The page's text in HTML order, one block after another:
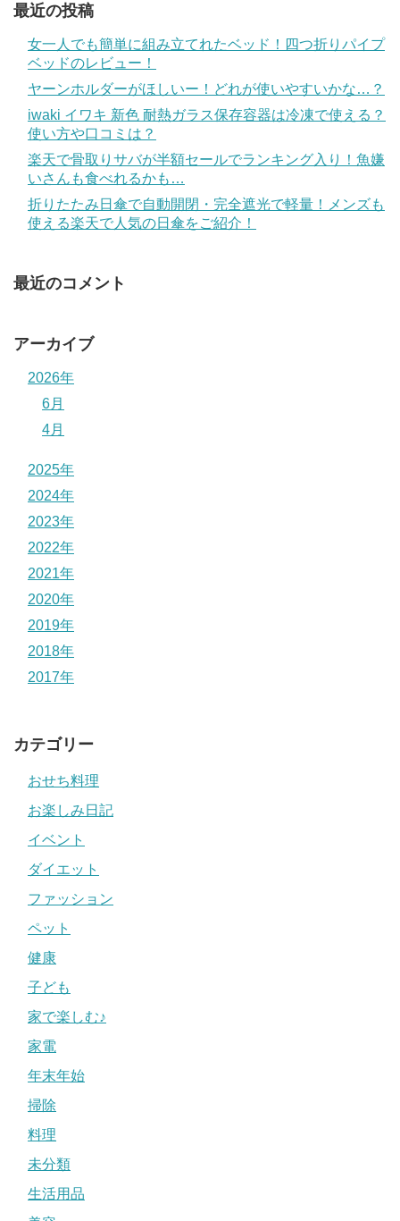
最近の投稿
女一人でも簡単に組み立てれたベッド！四つ折りパイプ
ベッドのレビュー！
ヤーンホルダーがほしいー！どれが使いやすいかな…？
iwaki イワキ 新色 耐熱ガラス保存容器は冷凍で使える？
使い方や口コミは？
楽天で骨取りサバが半額セールでランキング入り！魚嫌
いさんも食べれるかも…
折りたたみ日傘で自動開閉・完全遮光で軽量！メンズも
使える楽天で人気の日傘をご紹介！
最近のコメント
アーカイブ
2026年
6月
4月
2025年
2024年
2023年
2022年
2021年
2020年
2019年
2018年
2017年
カテゴリー
おせち料理
お楽しみ日記
イベント
ダイエット
ファッション
ペット
健康
子ども
家で楽しむ♪
家電
年末年始
掃除
料理
未分類
生活用品